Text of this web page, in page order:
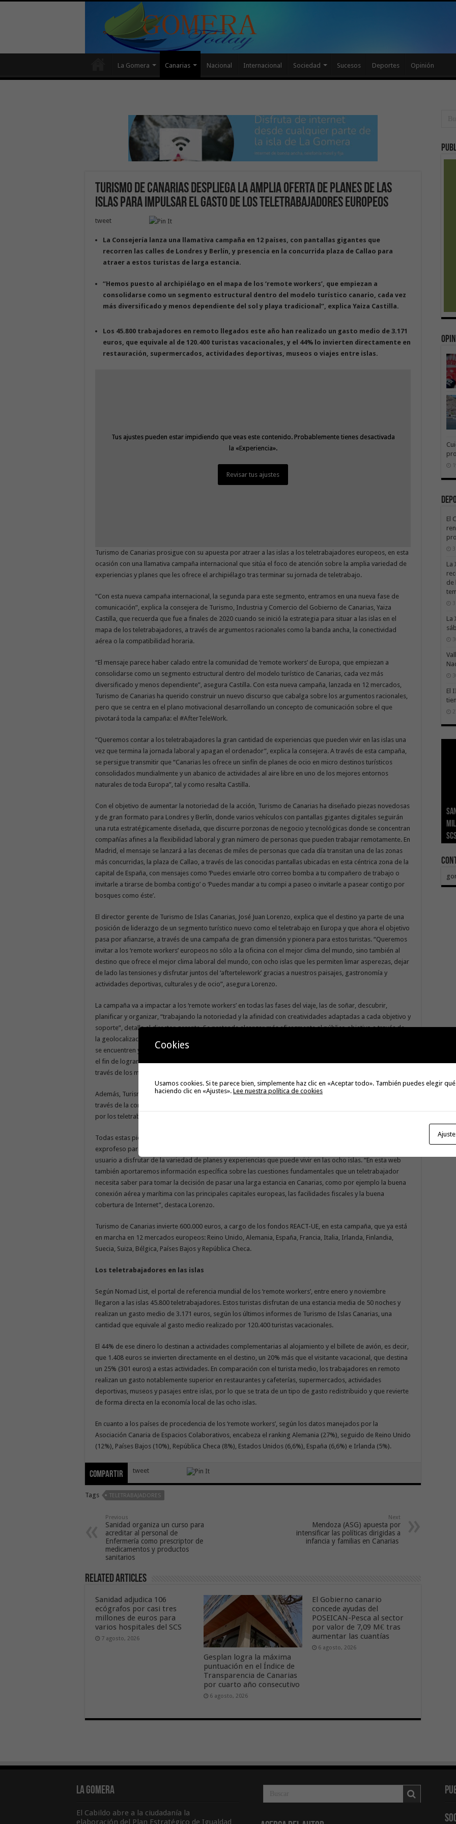
La Gomera Canarias Nacional Internacional Sociedad Sucesos Deportes Opinión
Turismo de Canarias despliega la amplia oferta de planes de las
islas para impulsar el gasto de los teletrabajadores europeos
tweet
La Consejería lanza una llamativa campaña en 12 países, con pantallas gigantes que
recorren las calles de Londres y Berlín, y presencia en la concurrida plaza de Callao para
atraer a estos turistas de larga estancia.
“Hemos puesto al archipiélago en el mapa de los ‘remote workers’, que empiezan a
consolidarse como un segmento estructural dentro del modelo turístico canario, cada vez
más diversificado y menos dependiente del sol y playa tradicional”, explica Yaiza Castilla.
Los 45.800 trabajadores en remoto llegados este año han realizado un gasto medio de 3.171
euros, que equivale al de 120.400 turistas vacacionales, y el 44% lo invierten directamente en
restauración, supermercados, actividades deportivas, museos o viajes entre islas.
Tus ajustes pueden estar impidiendo que veas este contenido. Probablemente tienes desactivada
la «Experiencia».
Revisar tus ajustes
Tus ajustes pueden estar impidiendo que veas este contenido. Probablemente tienes desactivada
la «Experiencia».
Revisar tus ajustes
Turismo de Canarias prosigue con su apuesta por atraer a las islas a los teletrabajadores europeos, en esta
ocasión con una llamativa campaña internacional que sitúa el foco de atención sobre la amplia variedad de
experiencias y planes que les ofrece el archipiélago tras terminar su jornada de teletrabajo.
“Con esta nueva campaña internacional, la segunda para este segmento, entramos en una nueva fase de
comunicación”, explica la consejera de Turismo, Industria y Comercio del Gobierno de Canarias, Yaiza
Castilla, que recuerda que fue a finales de 2020 cuando se inició la estrategia para situar a las islas en el
mapa de los teletrabajadores, a través de argumentos racionales como la banda ancha, la conectividad
aérea o la compatibilidad horaria.
“El mensaje parece haber calado entre la comunidad de ‘remote workers’ de Europa, que empiezan a
consolidarse como un segmento estructural dentro del modelo turístico de Canarias, cada vez más
diversificado y menos dependiente”, asegura Castilla. Con esta nueva campaña, lanzada en 12 mercados,
Turismo de Canarias ha querido construir un nuevo discurso que cabalga sobre los argumentos racionales,
pero que se centra en el plano motivacional desarrollando un concepto de comunicación sobre el que
pivotará toda la campaña: el #AfterTeleWork.
“Queremos contar a los teletrabajadores la gran cantidad de experiencias que pueden vivir en las islas una
vez que termina la jornada laboral y apagan el ordenador”, explica la consejera. A través de esta campaña,
se persigue transmitir que “Canarias les ofrece un sinfín de planes de ocio en micro destinos turísticos
consolidados mundialmente y un abanico de actividades al aire libre en uno de los mejores entornos
naturales de toda Europa”, tal y como resalta Castilla.
Con el objetivo de aumentar la notoriedad de la acción, Turismo de Canarias ha diseñado piezas novedosas
y de gran formato para Londres y Berlín, donde varios vehículos con pantallas gigantes digitales seguirán
una ruta estratégicamente diseñada, que discurre porzonas de negocio y tecnológicas donde se concentran
compañías afines a la flexibilidad laboral y gran número de personas que pueden trabajar remotamente. En
Madrid, el mensaje se lanzará a las decenas de miles de personas que cada día transitan una de las zonas
más concurridas, la plaza de Callao, a través de las conocidas pantallas ubicadas en esta céntrica zona de la
capital de España, con mensajes como ‘Puedes enviarle otro correo bomba a tu compañero de trabajo o
invitarle a tirarse de bomba contigo’ o ‘Puedes mandar a tu compi a paseo o invitarle a pasear contigo por
bosques como éste’.
El director gerente de Turismo de Islas Canarias, José Juan Lorenzo, explica que el destino ya parte de una
posición de liderazgo de un segmento turístico nuevo como el teletrabajo en Europa y que ahora el objetivo
pasa por afianzarse, a través de una campaña de gran dimensión y pionera para estos turistas. “Queremos
invitar a los ‘remote workers’ europeos no sólo a la oficina con el mejor clima del mundo, sino también al
destino que ofrece el mejor clima laboral del mundo, con ocho islas que les permiten limar asperezas, dejar
de lado las tensiones y disfrutar juntos del ‘aftertelework’ gracias a nuestros paisajes, gastronomía y
actividades deportivas, culturales y de ocio”, asegura Lorenzo.
La campaña va a impactar a los ‘remote workers’ en todas las fases del viaje, las de soñar, descubrir,
planificar y organizar, “trabajando la notoriedad y la afinidad con creatividades adaptadas a cada objetivo y
soporte”, detalla el director gerente. Se pretende alcanzar más eficazmente al público objetivo a través de
la geolocalización y de los intereses detectados en los distintos usuarios, a quienes impactará según dónde
se encuentren y qué les motive. En la misma línea creativa que las pantallas situadas en exteriores, pero con
el fin de lograr la afinidad con el turista potencial, se han diseñado también piezas que les impactarán a
través de los medios sociales, como ‘reels’, ‘stories’ interactivas y fotografías en formato carrusel.
Además, Turismo de Canarias lanzará su mensaje y aumentará la notoriedad de la marca Islas Canarias a
través de la conocida plataforma de transferencia de archivos WeTransfer, una herramienta muy utilizada
por los teletrabajadores.
Todas estas piezas aterrizarán en
exprofeso para esta campaña en cuatro idiomas (español, inglés, alemán y francés), donde se invita al
usuario a disfrutar de la variedad de planes y experiencias que puede vivir en las ocho islas. “En esta web
también aportaremos información específica sobre las cuestiones fundamentales que un teletrabajador
necesita saber para tomar la decisión de pasar una larga estancia en Canarias, como por ejemplo la buena
conexión aérea y marítima con las principales capitales europeas, las facilidades fiscales y la buena
cobertura de Internet”, destaca Lorenzo.
Turismo de Canarias invierte 600.000 euros, a cargo de los fondos REACT-UE, en esta campaña, que ya está
en marcha en 12 mercados europeos: Reino Unido, Alemania, España, Francia, Italia, Irlanda, Finlandia,
Suecia, Suiza, Bélgica, Países Bajos y República Checa.
Los teletrabajadores en las islas
Según Nomad List, el portal de referencia mundial de los ‘remote workers’, entre enero y noviembre
llegaron a las islas 45.800 teletrabajadores. Estos turistas disfrutan de una estancia media de 50 noches y
realizan un gasto medio de 3.171 euros, según los últimos informes de Turismo de Islas Canarias, una
cantidad que equivale al gasto medio realizado por 120.400 turistas vacacionales.
El 44% de ese dinero lo destinan a actividades complementarias al alojamiento y el billete de avión, es decir,
que 1.408 euros se invierten directamente en el destino, un 20% más que el visitante vacacional, que destina
un 25% (301 euros) a estas actividades. En comparación con el turista medio, los trabajadores en remoto
realizan un gasto notablemente superior en restaurantes y cafeterías, supermercados, actividades
deportivas, museos y pasajes entre islas, por lo que se trata de un tipo de gasto redistribuido y que revierte
de forma directa en la economía local de las ocho islas.
En cuanto a los países de procedencia de los ‘remote workers’, según los datos manejados por la
Asociación Canaria de Espacios Colaborativos, encabeza el ranking Alemania (27%), seguido de Reino Unido
(12%), Países Bajos (10%), República Checa (8%), Estados Unidos (6,6%), España (6,6%) e Irlanda (5%).
Compartir tweet
Tags TELETRABAJADORES
Previous
Sanidad organiza un curso para
acreditar al personal de
Enfermería como prescriptor de
medicamentos y productos
sanitarios
Next
Mendoza (ASG) apuesta por
intensificar las políticas dirigidas a
infancia y familias en Canarias
Related Articles
Sanidad adjudica 106
ecógrafos por casi tres
millones de euros para
varios hospitales del SCS
7 agosto, 2026
Gesplan logra la máxima
puntuación en el Índice de
Transparencia de Canarias
por cuarto año consecutivo
6 agosto, 2026
El Gobierno canario
concede ayudas del
POSEICAN-Pesca al sector
por valor de 7,09 M€ tras
aumentar las cuantías
6 agosto, 2026
El
La
de
La
El
SCS
El
La Gomera
El Cabildo abre a la ciudadanía la
Cookies
Usamos cookies. Si te parece bien, simplemente haz clic en «Aceptar todo». También puedes elegir
haciendo clic en «Ajustes». Lee nuestra política de cookies